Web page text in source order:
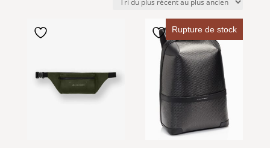
plus
récent
au
plus
ancien
Rupture de stock